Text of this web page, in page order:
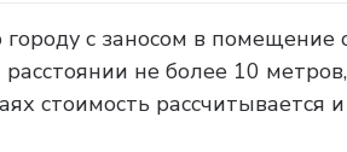
с заносом в помещение
расстоянии не более 10
стоимость рассчитывается